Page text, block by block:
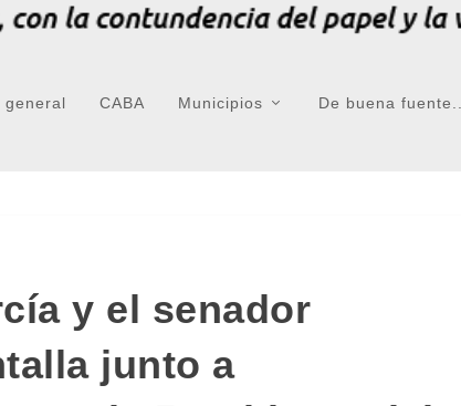
general CABA Municipios De buena fuente...
y el senador
junto a